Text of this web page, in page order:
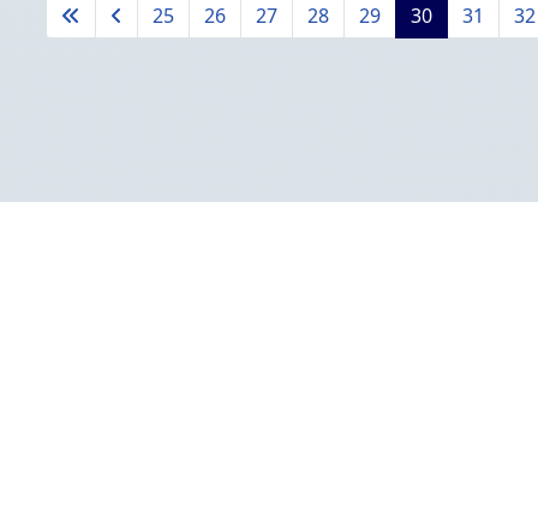
Strana 30 z 47
25 26 27 28 29 30 31 32